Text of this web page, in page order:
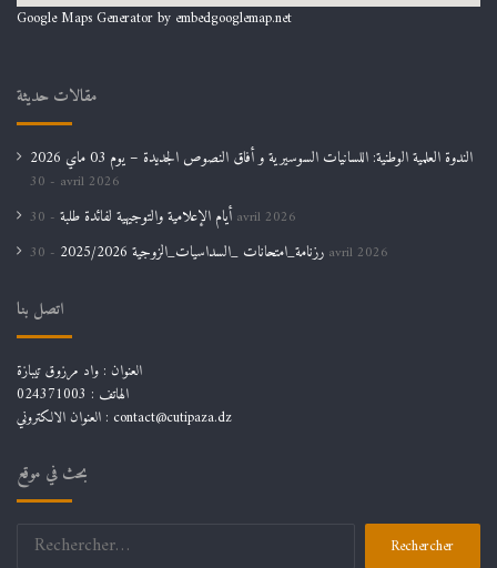
Google Maps Generator by embedgooglemap.net
مقالات حديثة
الندوة العلمية الوطنية: اللسانيات السوسيرية و أفاق النصوص الجديدة – يوم 03 ماي 2026
30 avril 2026
أيام الإعلامية والتوجيهية لفائدة طلبة 30 avril 2026
رزنامة_امتحانات _السداسيات_الزوجية 2025/2026 30 avril 2026
اتصل بنا
العنوان : واد مرزوق تيبازة
الهاتف : 024371003
العنوان الالكتروني : contact@cutipaza.dz
بحث في موقع
Rechercher :